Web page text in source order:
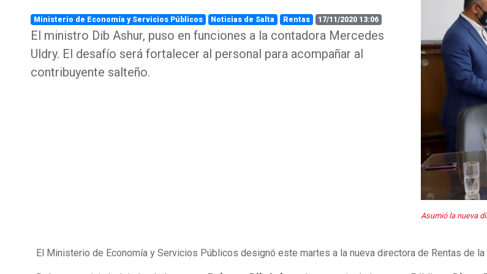
Ministerio de Economía y Servicios Públicos Noticias de Salta Rentas 17/11/2020 13:06
El ministro Dib Ashur, puso en funciones a la contadora Mercedes
Uldry. El desafío será fortalecer al personal para acompañar al
contribuyente salteño.
Asumió la nueva
El Ministerio de Economía y Servicios Públicos designó este martes a la nueva directora de Rentas de la